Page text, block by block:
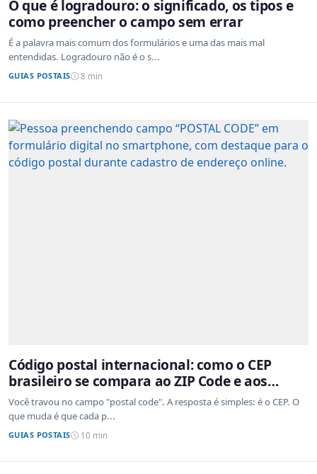
O que é logradouro: o significado, os tipos e
como preencher o campo sem errar
É a palavra mais comum dos formulários e uma das mais mal
entendidas. Logradouro não é o s...
GUIAS POSTAIS 8 min
Código postal internacional: como o CEP
brasileiro se compara ao ZIP Code e aos
sistemas de outros países
Você travou no campo "postal code". A resposta é simples: é o CEP. O
que muda é que cada p...
GUIAS POSTAIS 10 min